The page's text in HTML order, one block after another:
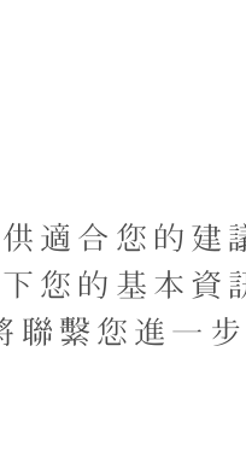
適合您的建
您的基本資
聯繫您進一步